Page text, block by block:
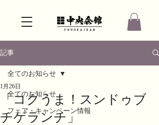
記事
全てのお知らせ
フェア・キャンペーン情報
全てのお知らせ
「コクうま！スンドゥブ
チゲランチ」
1月26日